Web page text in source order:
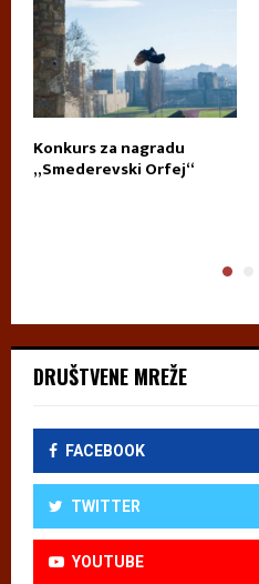
Konkurs za nagradu
„Smederevski Orfej“
DRUŠTVENE MREŽE
FACEBOOK
TWITTER
YOUTUBE